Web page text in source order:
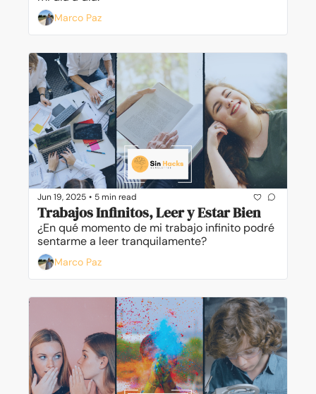
Marco Paz
Jun 19, 2025 • 5 min read
Trabajos Infinitos, Leer y Estar Bien
¿En qué momento de mi trabajo infinito podré
sentarme a leer tranquilamente?
Marco Paz